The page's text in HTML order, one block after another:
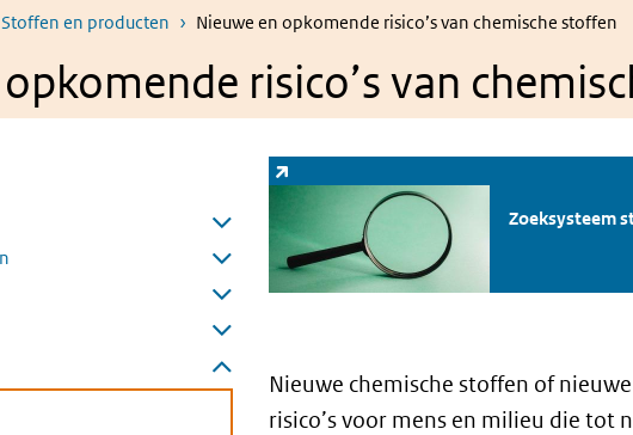
Stoffen en producten Nieuwe en opkomende risico’s van chemische stoffen
risico’s van
Zoeksysteem stoffen
(externe link)
Zoeksysteem
Nieuwe chemische stoffen of
risico’s voor mens en milieu die